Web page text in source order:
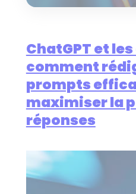
ChatGPT et
comment
prompts
maximiser la
réponses